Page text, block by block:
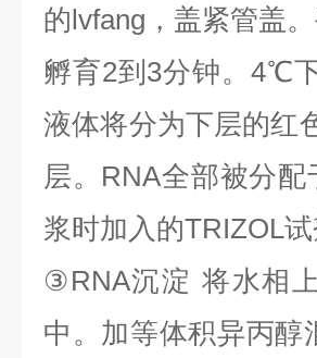
的lvfang ，盖紧管盖
孵育2到 3分钟。 4℃
液体将分为下层的红
层。 RNA全部被分配
浆时加入的TRIZOL
③RNA沉淀 将水相
中。加等体积异丙醇